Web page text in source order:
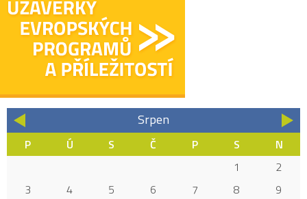
Srpen
«
P Ú S Č P S
N
1
2
3
4 5 6 7 8
9